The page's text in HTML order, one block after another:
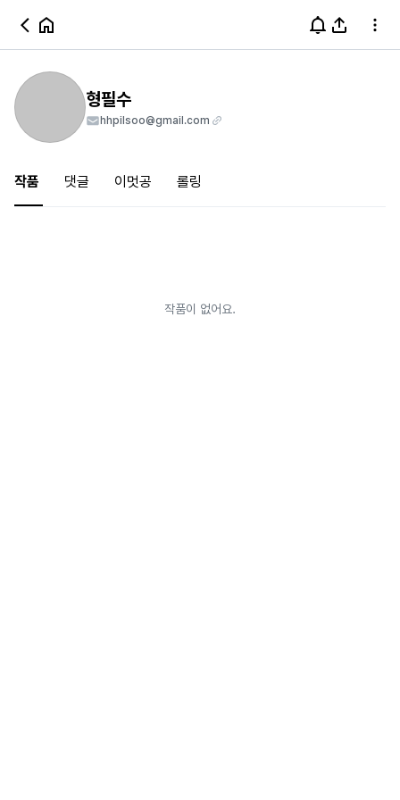
형필수
hhpilsoo@gmail.com
작품 댓글 이멋공 롤링
작품이 없어요.